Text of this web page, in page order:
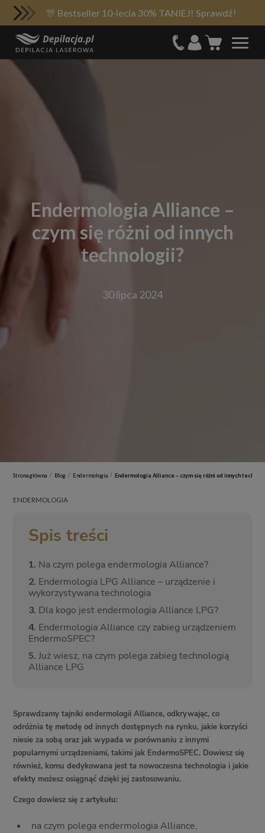
🎊 Bestseller 10-lecia 30% TANIEJ! Sprawdź!
Endermologia Alliance –
czym się różni od innych
technologii?
30 lipca 2024
Strona główna / Blog / Endermologia / Endermologia Alliance – czym się różni od innych
ENDERMOLOGIA
Spis treści
1. Na czym polega endermologia Alliance?
2. Endermologia LPG Alliance – urządzenie i
wykorzystywana technologia
3. Dla kogo jest endermologia Alliance LPG?
4. Endermologia Alliance czy zabieg urządzeniem
EndermoSPEC?
5. Już wiesz, na czym polega zabieg technologią
Alliance LPG
Sprawdzamy tajniki endermologii Alliance, odkrywając, co
odróżnia tę metodę od innych dostępnych na rynku, jakie korzyści
niesie za sobą oraz jak wypada w porównaniu z innymi
popularnymi urządzeniami, takimi jak EndermoSPEC. Dowiesz się
również, komu dedykowana jest ta nowoczesna technologia i jakie
efekty możesz osiągnąć dzięki jej zastosowaniu.
Czego dowiesz się z artykułu:
na czym polega endermologia Alliance,